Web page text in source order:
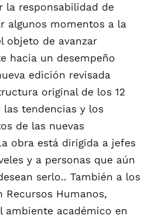
la responsabilidad de
algunos momentos a la
objeto de avanzar
hacia un desempeño
edición revisada
original de los 12
las tendencias y los
de las nuevas
obra está dirigida a jefes
y a personas que aún
serlo.. También a los
Recursos Humanos,
ambiente académico en